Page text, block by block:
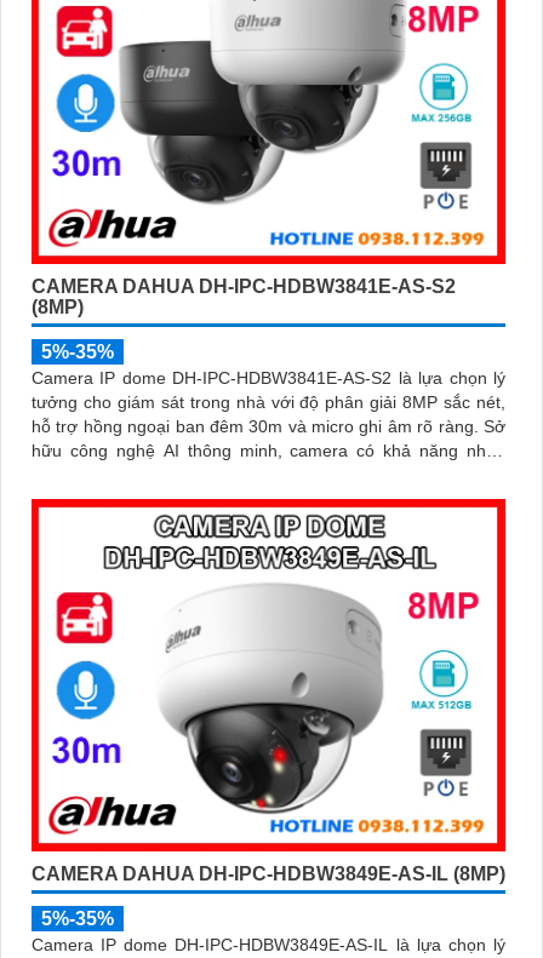
CAMERA DAHUA DH-IPC-HDBW3841E-AS-S2
(8MP)
5%-35%
Camera IP dome DH-IPC-HDBW3841E-AS-S2 là lựa chọn lý
tưởng cho giám sát trong nhà với độ phân giải 8MP sắc nét,
hỗ trợ hồng ngoại ban đêm 30m và micro ghi âm rõ ràng. Sở
hữu công nghệ AI thông minh, camera có khả năng nhận
tăng độ chính xác trong cảnh báo an ninh
CAMERA DAHUA DH-IPC-HDBW3849E-AS-IL (8MP)
5%-35%
Camera IP dome DH-IPC-HDBW3849E-AS-IL là lựa chọn lý